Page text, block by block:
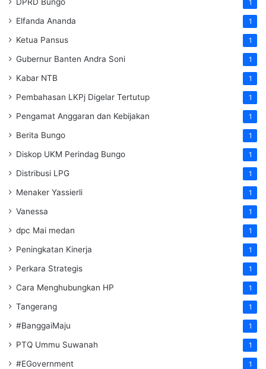
1
Elfanda Ananda 1
Ketua Pansus 1
Gubernur Banten Andra Soni 1
Kabar NTB 1
Pembahasan LKPj Digelar Tertutup 1
Pengamat Anggaran dan Kebijakan 1
Berita Bungo 1
Diskop UKM Perindag Bungo 1
Distribusi LPG 1
Menaker Yassierli 1
Vanessa 1
dpc Mai medan 1
Peningkatan Kinerja 1
Perkara Strategis 1
Cara Menghubungkan HP 1
Tangerang 1
#BanggaiMaju 1
PTQ Ummu Suwanah 1
#EGovernment 1